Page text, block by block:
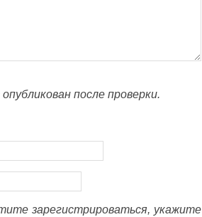
после проверки.
зарегистрироваться, укажите